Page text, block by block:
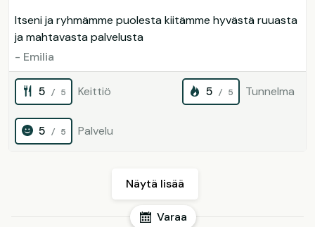
Itseni ja ryhmämme puolesta kiitämme hyvästä ruuasta
ja mahtavasta palvelusta
- Emilia
5 / 5 Keittiö 5 / 5 Tunnelma
5 / 5 Palvelu
Näytä lisää
Varaa